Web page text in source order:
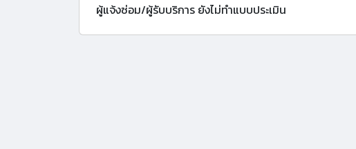
ผู้แจ้งซ่อม/ผู้รับบริการ ยังไม่ทำแบบประเมิน